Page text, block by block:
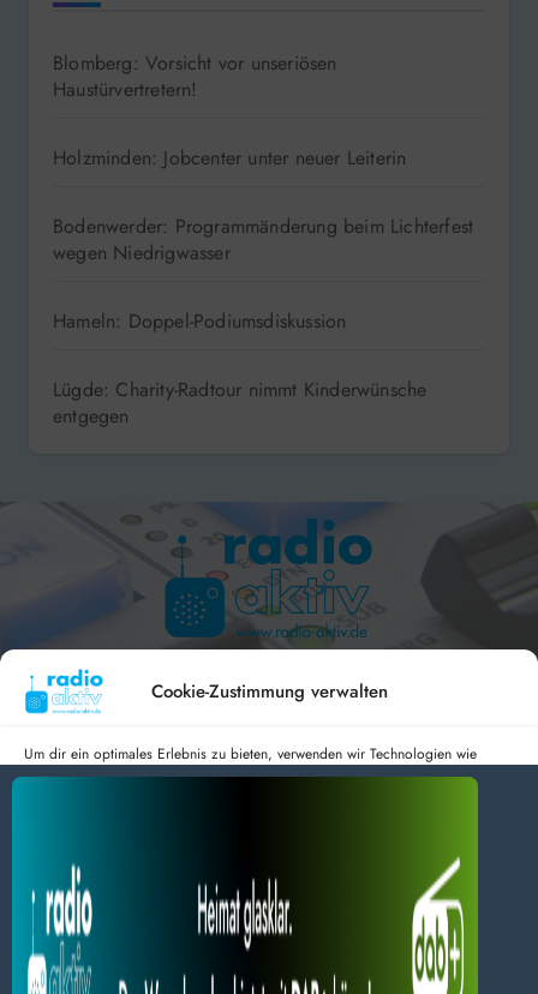
Cookie-Zustimmung verwalten
Um dir ein optimales Erlebnis zu bieten, verwenden wir Technologien wie
Cookies, um Geräteinformationen zu speichern und/oder darauf zuzugreifen.
und Funktionen beeinträchtigt werden.
Dienste verwalten
Blomberg: Vorsicht vor unseriösen
Haustürvertretern!
Holzminden: Jobcenter unter neuer Leiterin
Bodenwerder: Programmänderung beim Lichterfest
wegen Niedrigwasser
Hameln: Doppel-Podiumsdiskussion
Lügde: Charity-Radtour nimmt Kinderwünsche
entgegen
Hameln 99.3 – Bad Pyrmont 94.8 – Bad Münder 107.2 –
DAB+ 9C
BlogData byThemeansar